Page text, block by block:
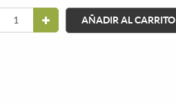
AÑADIR AL CARRITO